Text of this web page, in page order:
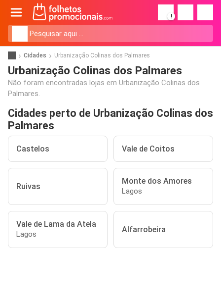
!
Cidades Urbanização Colinas dos Palmares
Urbanização Colinas dos Palmares
Não foram encontradas lojas em Urbanização Colinas dos
Palmares.
Cidades perto de Urbanização Colinas dos
Palmares
Castelos Vale de Coitos
Ruivas
Monte dos Amores
Lagos
Vale de Lama da Atela
Lagos Alfarrobeira